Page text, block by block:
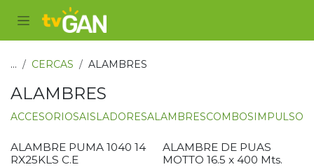
... CERCAS ALAMBRES
ALAMBRES
ACCESORIOSAISLADORESALAMBRESCOMBOS
ALAMBRE PUMA 1040 14
RX25KLS C.E
ALAMBRE DE PUAS
MOTTO 16.5 x 400 Mts.